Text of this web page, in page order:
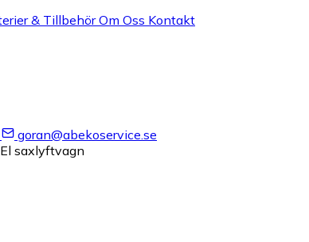
& TillbehörOm Oss Kontakt
goran@abekoservice.se
saxlyftvagn